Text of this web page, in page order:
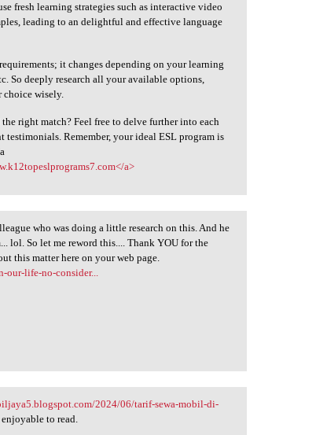
fresh learning strategies such as interactive video
leading to an delightful and effective language
it changes depending on your learning
So deeply research all your available options,
choice wisely.
right match? Feel free to delve further into each
Remember, your ideal ESL program is
a>
who was doing a little research on this. And he
lol. So let me reword this.... Thank YOU for the
this matter here on your web page.
our-life-no-consider...
2024/06/tarif-sewa-mobil-di-
to read.